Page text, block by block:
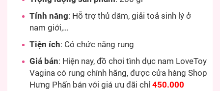
Tính năng: Hỗ trợ thủ dâm, giải toả sinh lý ở
nam giới,…
Tiện ích: Có chức năng rung
Giá bán: Hiện nay, đồ chơi tình dục nam LoveToy
Vagina có rung chính hãng, được cửa hàng Shop
Hưng Phấn bán với giá ưu đãi chỉ 450.000